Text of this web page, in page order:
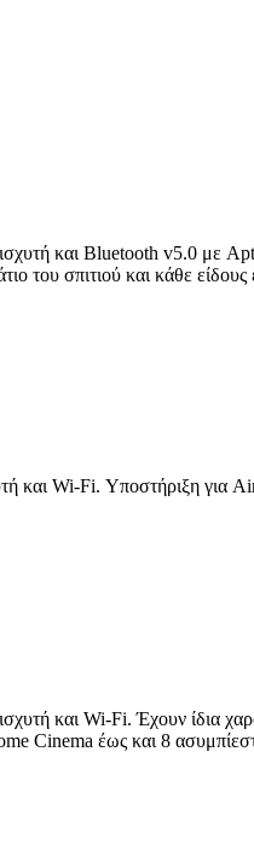
και Bluetooth v5.0 με
του σπιτιού και κάθε
και Wi-Fi. Υποστήριξη
και Wi-Fi. Έχουν ίδια
Cinema έως και 8